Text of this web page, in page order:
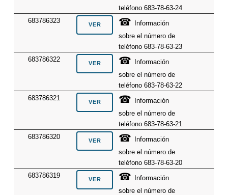
teléfono 683-78-63-24
683786323
☎
Información
sobre el número de
teléfono 683-78-63-23
683786322
☎
Información
sobre el número de
teléfono 683-78-63-22
683786321
☎
Información
sobre el número de
teléfono 683-78-63-21
683786320
☎
Información
sobre el número de
teléfono 683-78-63-20
683786319
☎
Información
sobre el número de